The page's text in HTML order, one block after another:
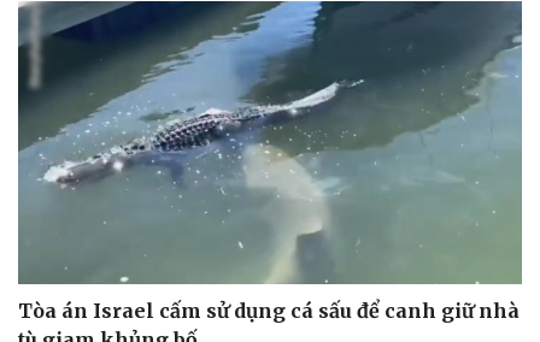
Tòa án Israel cấm sử dụng cá sấu để canh giữ nhà